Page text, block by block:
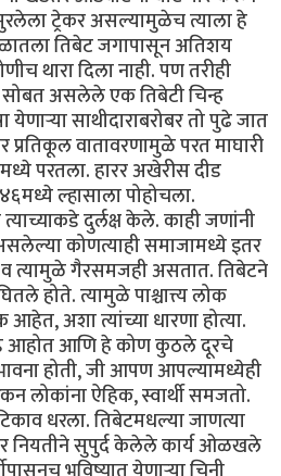
ट्रेकर असल्यामुळेच त्याला हे
तिबेट जगापासून अतिशय
थारा दिला नाही. पण तरीही
असलेले एक तिबेटी चिन्ह
साथीदाराबरोबर तो पुढे जात
प्रतिकूल वातावरणामुळे परत माघारी
परतला. हारर अखेरीस दीड
ल्हासाला पोहोचला.
दुर्लक्ष केले. काही जणांनी
कोणत्याही समाजामध्ये इतर
त्यामुळे गैरसमजही असतात. तिबेटने
होते. त्यामुळे पाश्चात्त्य लोक
अशा त्यांच्या धारणा होत्या.
आहोत आणि हे कोण कुठले दूरचे
होती, जी आपण आपल्यामध्येही
लोकांना ऐहिक, स्वार्थी समजतो.
धरला. तिबेटमधल्या जाणत्या
नियतीने सुपुर्द केलेले कार्य ओळखले